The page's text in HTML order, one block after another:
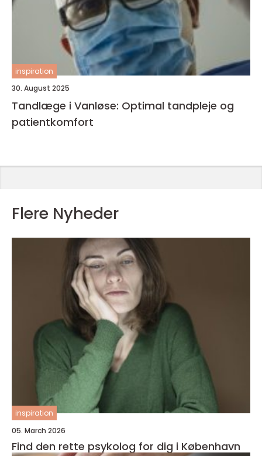
inspiration
30. August 2025
Tandlæge i Vanløse: Optimal tandpleje og
patientkomfort
Flere Nyheder
inspiration
05. March 2026
Find den rette psykolog for dig i København